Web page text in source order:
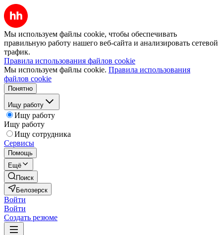
Мы используем файлы cookie, чтобы обеспечивать
правильную работу нашего веб-сайта и анализировать сетевой
трафик.
Правила использования файлов cookie
Мы используем файлы cookie. Правила использования
файлов cookie
Понятно
Ищу работу
Ищу работу
Ищу работу
Ищу сотрудника
Сервисы
Помощь
Ещё
Поиск
Белозерск
Войти
Войти
Создать резюме